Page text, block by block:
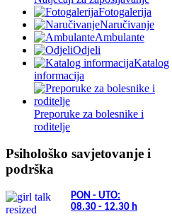
Fotogalerija
Naručivanje
Ambulante
Odjeli
Katalog
informacija
Preporuke za bolesnike i
roditelje
Psihološko savjetovanje i
podrška
PON - UTO:
08.30 - 12.30 h